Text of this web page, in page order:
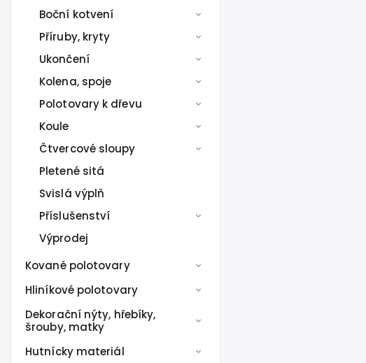
Boční kotvení
Příruby, kryty
Ukončení
Kolena, spoje
Polotovary k dřevu
Koule
Čtvercové sloupy
Pletené sitá
Svislá výplň
Příslušenství
Výprodej
Kované polotovary
Hliníkové polotovary
Dekorační nýty, hřebíky,
šrouby, matky
Hutnícky materiál